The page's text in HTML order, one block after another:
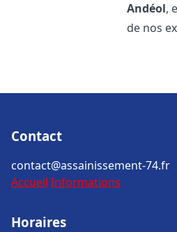
Andéol,
de nos
Contact
contact@assainissement-74.fr
Accueil Informations
Horaires